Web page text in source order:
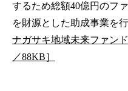
するため総額40億円のフ
を財源とした助成事業を
ナガサキ地域未来ファン
／88KB］